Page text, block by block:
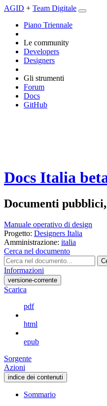
AGID + Team Digitale
Piano Triennale
Le community
Developers
Designers
Gli strumenti
Forum
Docs
GitHub
Docs Italia
Documenti
Manuale operativo di design
Progetto: Designers Italia
Amministrazione: italia
Cerca nel documento
Informazioni
versione-corrente
Scarica
pdf
html
epub
Sorgente
Azioni
indice dei contenuti
Sommario